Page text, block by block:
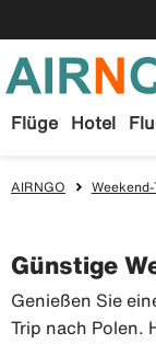
Flüge Hotel
AIRNGO Weekend-
Günstige
Genießen Sie
Trip nach Polen.